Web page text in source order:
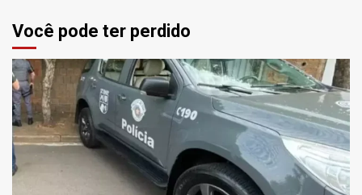
Você pode ter perdido